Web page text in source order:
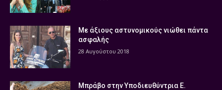
Με άξιους αστυνομικούς νιώθει πάντα
ασφαλής
28 Αυγούστου 2018
Μπράβο στην Υποδιευθύντρια Ε.